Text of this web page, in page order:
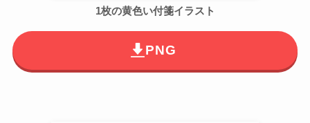
1枚の黄色い付箋イラスト
PNG